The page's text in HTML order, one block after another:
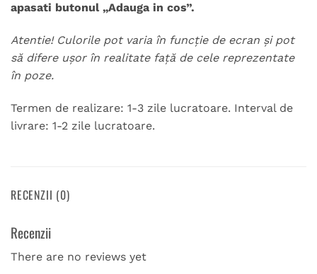
apasati butonul „Adauga in cos”.
Atentie! Culorile pot varia în funcție de ecran și pot
să difere ușor în realitate față de cele reprezentate
în poze.
Termen de realizare: 1-3 zile lucratoare. Interval de
livrare: 1-2 zile lucratoare.
RECENZII (0)
Recenzii
There are no reviews yet